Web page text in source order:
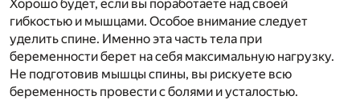
Хорошо будет, если вы поработаете над своей
гибкостью и мышцами. Особое внимание следует
уделить спине. Именно эта часть тела при
беременности берет на себя максимальную нагрузку.
Не подготовив мышцы спины, вы рискуете всю
беременность провести с болями и усталостью.